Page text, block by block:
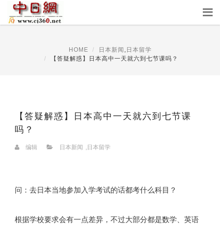
HOME 日本新闻 , 日本留学
【答疑解惑】日本高中一天就六到七节课吗？
【答疑解惑】日本高中一天就六到七节课
吗？
编辑 日本新闻 , 日本留学
问：去日本当地参加入学考试的话都考什么科目？
根据学校要求会有一点差异，不过大部分都是数学、英语